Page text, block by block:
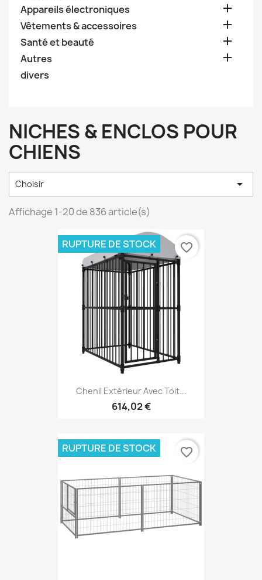
Appareils électroniques 
Vêtements & accessoires 
Santé et beauté 
Autres 
divers
NICHES & ENCLOS POUR
CHIENS
Choisir 
Affichage 1-20 de 836 article(s)
Chenil Extérieur Avec Toit...
614,02 €
RUPTURE DE STOCK favorite_border
RUPTURE DE STOCK favorite_border